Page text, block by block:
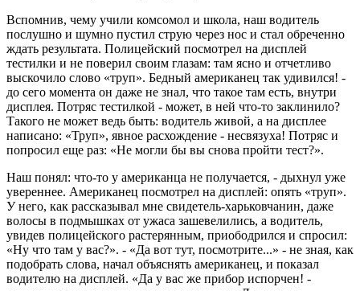
Вспомнив, чему учили комсомол и школа, наш водитель
послушно и шумно пустил струю через нос и стал обреченно
ждать результата. Полицейский посмотрел на дисплей
тестилки и не поверил своим глазам: там ясно и отчетливо
выскочило слово «труп». Бедный американец так удивился! -
до сего момента он даже не знал, что такое там есть, внутри
дисплея. Потряс тестилкой - может, в ней что-то заклинило?
Такого не может ведь быть: водитель живой, а на дисплее
написано: «Труп», явное расхождение - несвязуха! Потряс и
попросил еще раз: «Не могли бы вы снова пройти тест?».
Наш понял: что-то у американца не получается, - дыхнул уже
увереннее. Американец посмотрел на дисплей: опять «труп».
У него, как рассказывал мне свидетель-харьковчанин, даже
волосы в подмышках от ужаса зашевелились, а водитель,
увидев полицейского растерянным, приободрился и спросил:
«Ну что там у вас?». - «Да вот тут, посмотрите...» - не зная, как
подобрать слова, начал объяснять американец, и показал
водителю на дисплей. «Да у вас же прибор испорчен! -